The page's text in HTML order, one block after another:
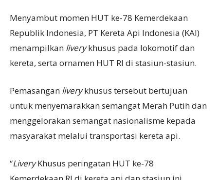
Menyambut momen HUT ke-78 Kemerdekaan
Republik Indonesia, PT Kereta Api Indonesia (KAI)
menampilkan liverykhusus pada lokomotif dan
kereta, serta ornamen HUT RI di stasiun-stasiun.
Pemasangan liverykhusus tersebut bertujuan
untuk menyemarakkan semangat Merah Putih dan
menggelorakan semangat nasionalisme kepada
masyarakat melalui transportasi kereta api.
“LiveryKhusus peringatan HUT ke-78